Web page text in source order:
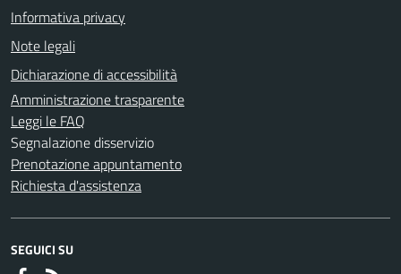
Informativa privacy
Note legali
Dichiarazione di accessibilità
Amministrazione trasparente
Leggi le FAQ
Segnalazione disservizio
Prenotazione appuntamento
Richiesta d'assistenza
SEGUICI SU